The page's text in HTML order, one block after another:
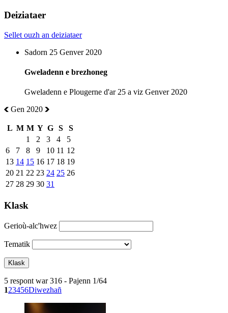
Deiziataer
Sellet ouzh an deiziataer
Sadorn 25 Genver 2020
Gweladenn e brezhoneg
Gweladenn e Plougerne d'ar 25 a viz Genver 2020
Gen 2020
L M M Y G S
S
1
2 3 4
5
6
7 8 9 10 11 12
13 14 15 16 17 18 19
20 21 22 23 24 25 26
27 28 29 30 31
Klask
Gerioù-alc'hwez
Tematik
5 respont war 316 - Pajenn 1/64
123456Diwezhañ